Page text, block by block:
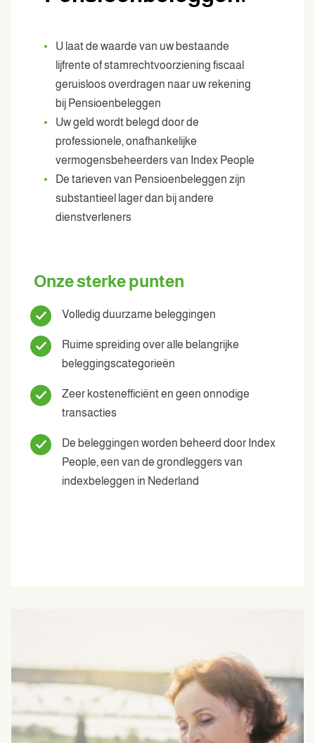
U laat de waarde van uw bestaande
lijfrente of stamrechtvoorziening fiscaal
geruisloos overdragen naar uw rekening
bij Pensioenbeleggen
Uw geld wordt belegd door de
professionele, onafhankelijke
vermogensbeheerders van Index People
De tarieven van Pensioenbeleggen zijn
substantieel lager dan bij andere
dienstverleners
Onze sterke punten
Volledig duurzame beleggingen
Ruime spreiding over alle belangrijke
beleggingscategorieën
Zeer kostenefficiënt en geen onnodige
transacties
De beleggingen worden beheerd door Index
People, een van de grondleggers van
indexbeleggen in Nederland